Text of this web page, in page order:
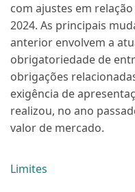
com ajustes em
2024. As principais
anterior envolvem a
obrigatoriedade de
obrigações
exigência de
realizou, no ano
valor de mercado.
Limites